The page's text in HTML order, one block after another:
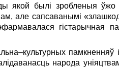
якой былі зробленыя
але сапсаванымі
гістарычная
памкненняў
народа